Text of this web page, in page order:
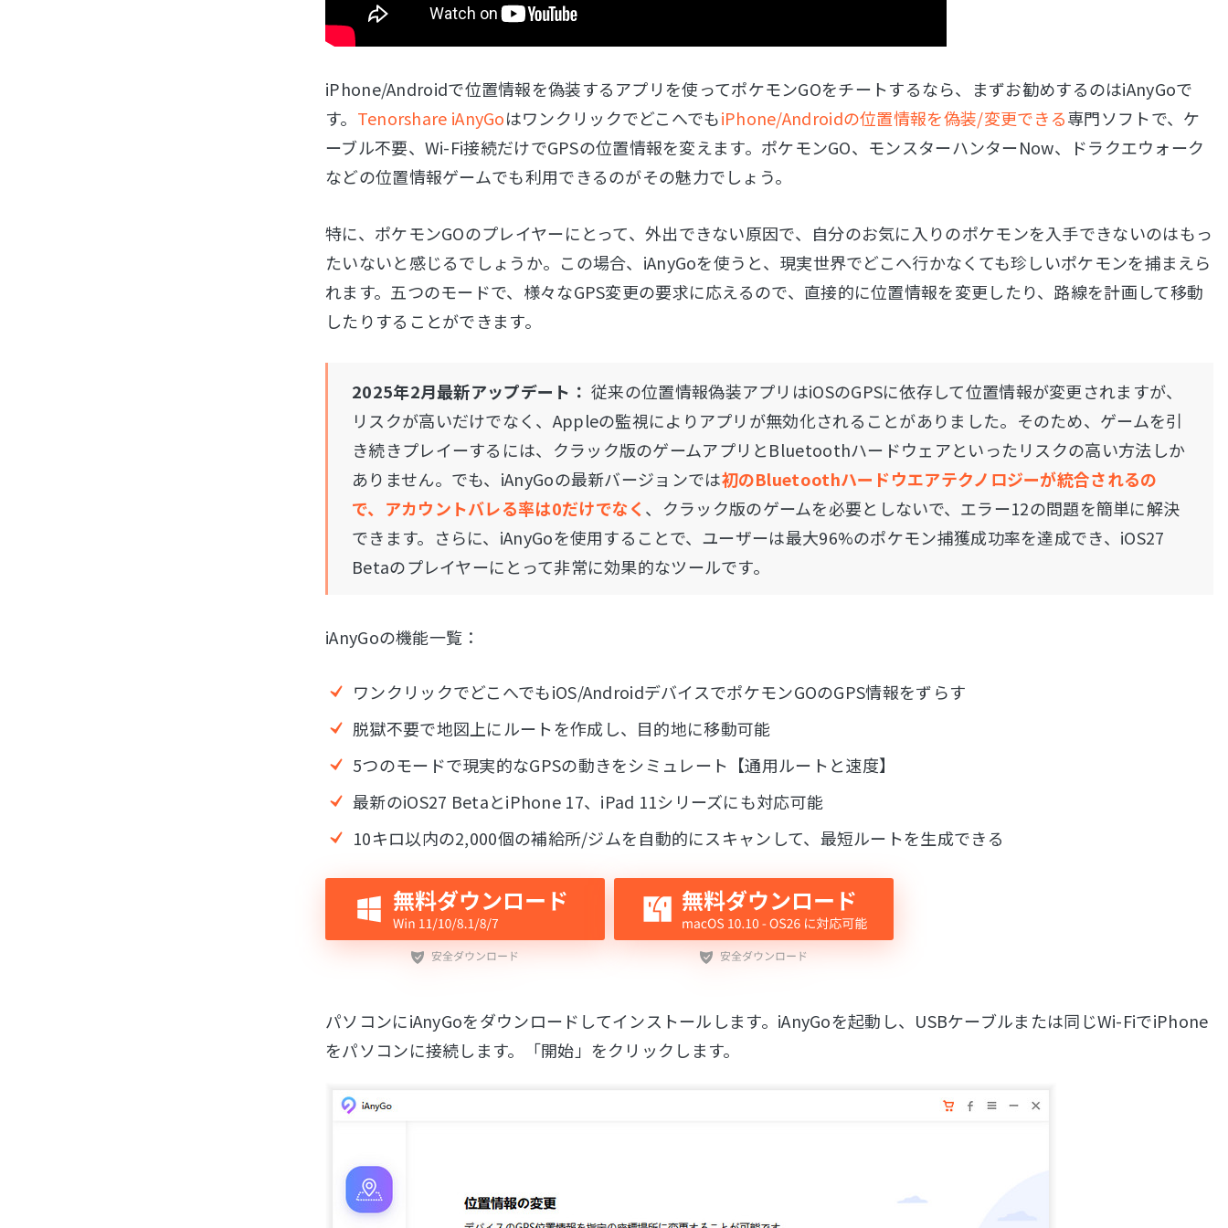
iPhone/Androidで位置情報を偽装するアプリを使ってポケモンGOをチートするなら、まずお勧めするのはiAnyGoで
す。 Tenorshare iAnyGoはワンクリックでどこへでもiPhone/Androidの位置情報を偽装/変更できる専門ソフトで、ケ
ーブル不要、Wi-Fi接続だけでGPSの位置情報を変えます。ポケモンGO、モンスターハンターNow、ドラクエウォーク
などの位置情報ゲームでも利用できるのがその魅力でしょう。
特に、ポケモンGOのプレイヤーにとって、外出できない原因で、自分のお気に入りのポケモンを入手できないのはもっ
たいないと感じるでしょうか。この場合、iAnyGoを使うと、現実世界でどこへ行かなくても珍しいポケモンを捕まえら
れます。五つのモードで、様々なGPS変更の要求に応えるので、直接的に位置情報を変更したり、路線を計画して移動
したりすることができます。
2025年2月最新アップデート： 従来の位置情報偽装アプリはiOSのGPSに依存して位置情報が変更されますが、
リスクが高いだけでなく、Appleの監視によりアプリが無効化されることがありました。そのため、ゲームを引
き続きプレイーするには、クラック版のゲームアプリとBluetoothハードウェアといったリスクの高い方法しか
ありません。でも、iAnyGoの最新バージョンでは初のBluetoothハードウエアテクノロジーが統合されるの
で、アカウントバレる率は0だけでなく 、クラック版のゲームを必要としないで、エラー12の問題を簡単に解決
できます。さらに、iAnyGoを使用することで、ユーザーは最大96%のポケモン捕獲成功率を達成でき、iOS27
Betaのプレイヤーにとって非常に効果的なツールです。
iAnyGoの機能一覧：
ワンクリックでどこへでもiOS/AndroidデバイスでポケモンGOのGPS情報をずらす
脱獄不要で地図上にルートを作成し、目的地に移動可能
5つのモードで現実的なGPSの動きをシミュレート【通用ルートと速度】
最新のiOS27 BetaとiPhone 17、iPad 11シリーズにも対応可能
10キロ以内の2,000個の補給所/ジムを自動的にスキャンして、最短ルートを生成できる
パソコンにiAnyGoをダウンロードしてインストールします。iAnyGoを起動し、USBケーブルまたは同じWi-FiでiPhone
をパソコンに接続します。「開始」をクリックします。